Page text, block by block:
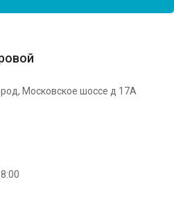
Московское шоссе д 17А